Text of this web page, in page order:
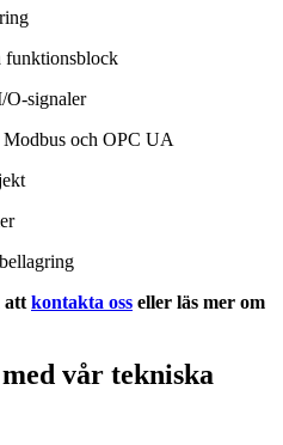
funktionsblock
O-signaler
och OPC UA
att kontakta oss eller läs mer om
vår tekniska